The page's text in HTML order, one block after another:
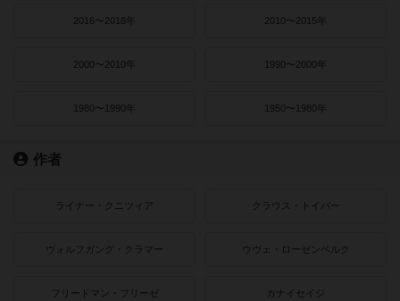
2016〜2018年 2010〜2015年
2000〜2010年 1990〜2000年
1980〜1990年 1950〜1980年
作者
ライナー・クニツィア クラウス・トイバー
ヴォルフガング・クラマー ウヴェ・ローゼンベルク
フリードマン・フリーゼ カナイセイジ